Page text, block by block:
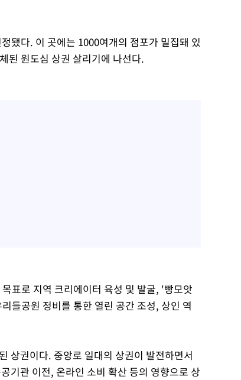
됐다. 이 곳에는 1000여개의 점포가 밀집돼 있
된 원도심 상권 살리기에 나선다.
표로 지역 크리에이터 육성 및 발굴, '빵모앗
들공원 정비를 통한 열린 공간 조성, 상인 역
상권이다. 중앙로 일대의 상권이 발전하면서
기관 이전, 온라인 소비 확산 등의 영향으로 상